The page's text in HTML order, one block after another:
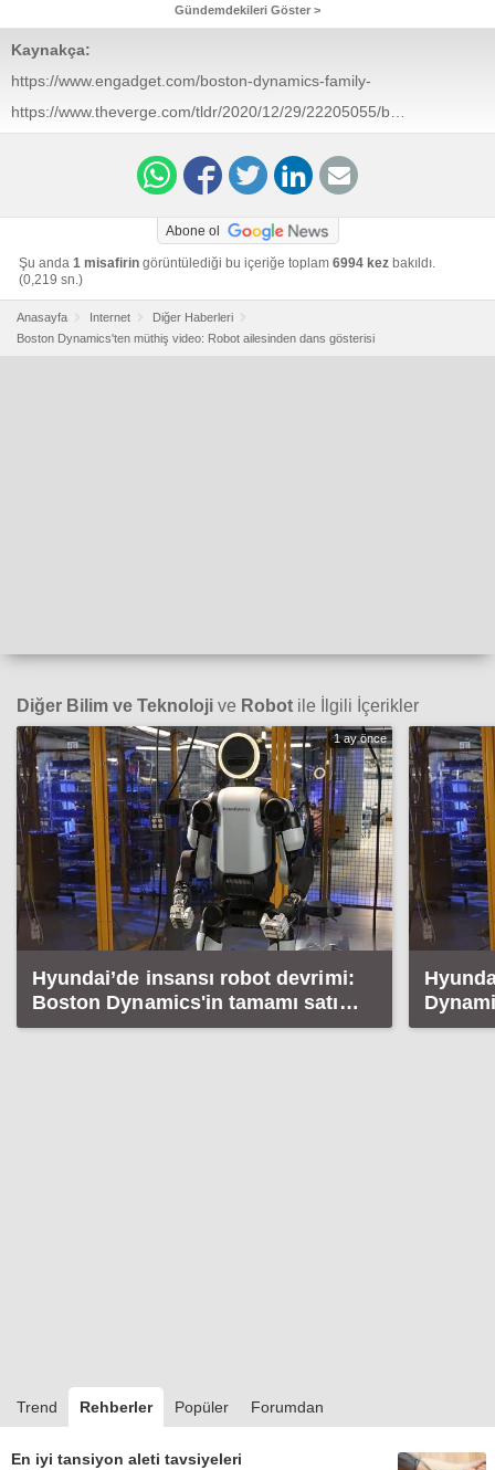
Gündemdekileri Göster >
Kaynakça:
https://www.engadget.com/boston-dynamics-family-
https://www.theverge.com/tldr/2020/12/29/22205055/boston-
dynamics-robots-spot-atlas-handle-dancing-video
Abone ol
Şu anda 1 misafirin görüntülediği bu içeriğe toplam 6994 kez bakıldı.
(0,219 sn.)
Anasayfa Internet
Diğer Haberleri
Boston Dynamics'ten müthiş video: Robot ailesinden dans gösterisi
Diğer Bilim ve Teknoloji ve Robot ile İlgili İçerikler
1 ay önce
Hyundai’de insansı robot devrimi:
Boston Dynamics'in tamamı satın
alınıyor
Trend Rehberler Popüler Forumdan
En iyi tansiyon aleti tavsiyeleri